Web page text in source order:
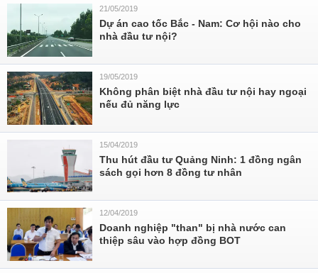
21/05/2019
Dự án cao tốc Bắc - Nam: Cơ hội nào cho
nhà đầu tư nội?
19/05/2019
Không phân biệt nhà đầu tư nội hay ngoại
nếu đủ năng lực
15/04/2019
Thu hút đầu tư Quảng Ninh: 1 đồng ngân
sách gọi hơn 8 đồng tư nhân
12/04/2019
Doanh nghiệp "than" bị nhà nước can
thiệp sâu vào hợp đồng BOT